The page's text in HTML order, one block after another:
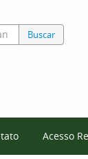
Buscar
Acesso